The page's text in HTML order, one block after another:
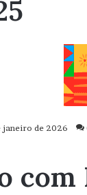
janeiro de 2026